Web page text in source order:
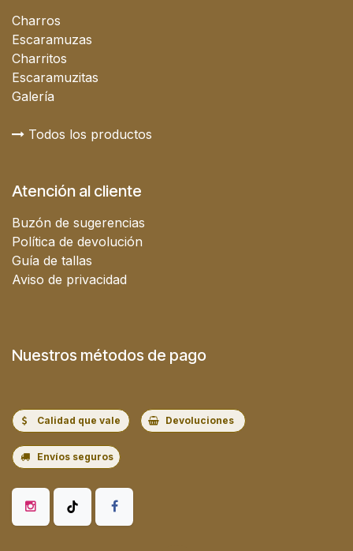
Charros
Escaramuzas
Charritos
Escaramuzitas
Galería
Todos los productos
Atención al cliente
Buzón de sugerencias
Política de devolución
Guía de tallas
Aviso de privacidad
Nuestros métodos de pago
Calidad que vale Devoluciones
Envíos seguros